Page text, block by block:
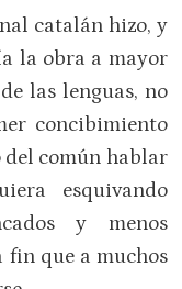
catalán hizo, y
la obra a mayor
las lenguas, no
concibimiento
del común hablar
esquivando
y menos
fin que a muchos